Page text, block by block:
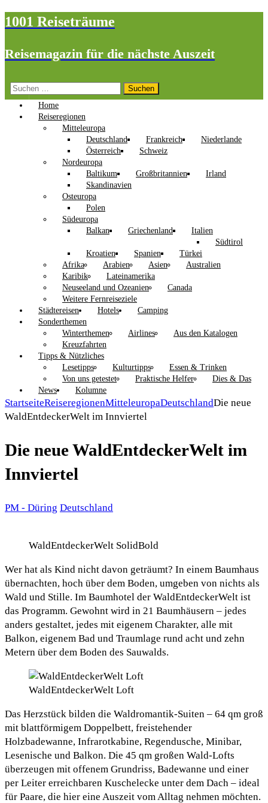
1001 Reiseträume
Reisemagazin für die nächste Auszeit
Suchen
nach:
Home
Reiseregionen
Mitteleuropa
Deutschland
Frankreich
Niederlande
Österreich
Schweiz
Nordeuropa
Baltikum
Großbritannien
Irland
Skandinavien
Osteuropa
Polen
Südeuropa
Balkan
Griechenland
Italien
Südtirol
Kroatien
Spanien
Türkei
Afrika
Arabien Asien
Australien
Karibik
Lateinamerika
Neuseeland und Ozeanien
Canada
Weitere Fernreiseziele
Städtereisen
Hotels
Camping
Sonderthemen
Winterthemen
Airlines
Aus den Katalogen
Kreuzfahrten
Tipps & Nützliches
Lesetipps
Kulturtipps
Essen & Trinken
Von uns getestet
Praktische Helfer
Dies & Das
News
Kolumne
StartseiteReiseregionenMitteleuropaDeutschlandDie neue
WaldEntdeckerWelt im Innviertel
Die neue WaldEntdeckerWelt im
Innviertel
PM - Düring Deutschland
WaldEntdeckerWelt SolidBold
Wer hat als Kind nicht davon geträumt? In einem Baumhaus
übernachten, hoch über dem Boden, umgeben von nichts als
Wald und Stille. Im Baumhotel der WaldEntdeckerWelt ist
das Programm. Gewohnt wird in 21 Baumhäusern – jedes
anders gestaltet, jedes mit eigenem Charakter, alle mit
Balkon, eigenem Bad und Traumlage rund acht und zehn
Metern über dem Boden des Sauwalds.
WaldEntdeckerWelt Loft
Das Herzstück bilden die Waldromantik-Suiten – 64 qm groß
mit blattförmigem Doppelbett, freistehender
Holzbadewanne, Infrarotkabine, Regendusche, Minibar,
Lesenische und Balkon. Die 45 qm großen Wald-Lofts
überzeugen mit offenem Grundriss, Badewanne und einer
per Leiter erreichbaren Kuschelecke unter dem Dach – ideal
für Paare, die hier eine Auszeit vom Alltag nehmen möchten.